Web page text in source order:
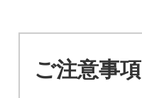
ご注意事項